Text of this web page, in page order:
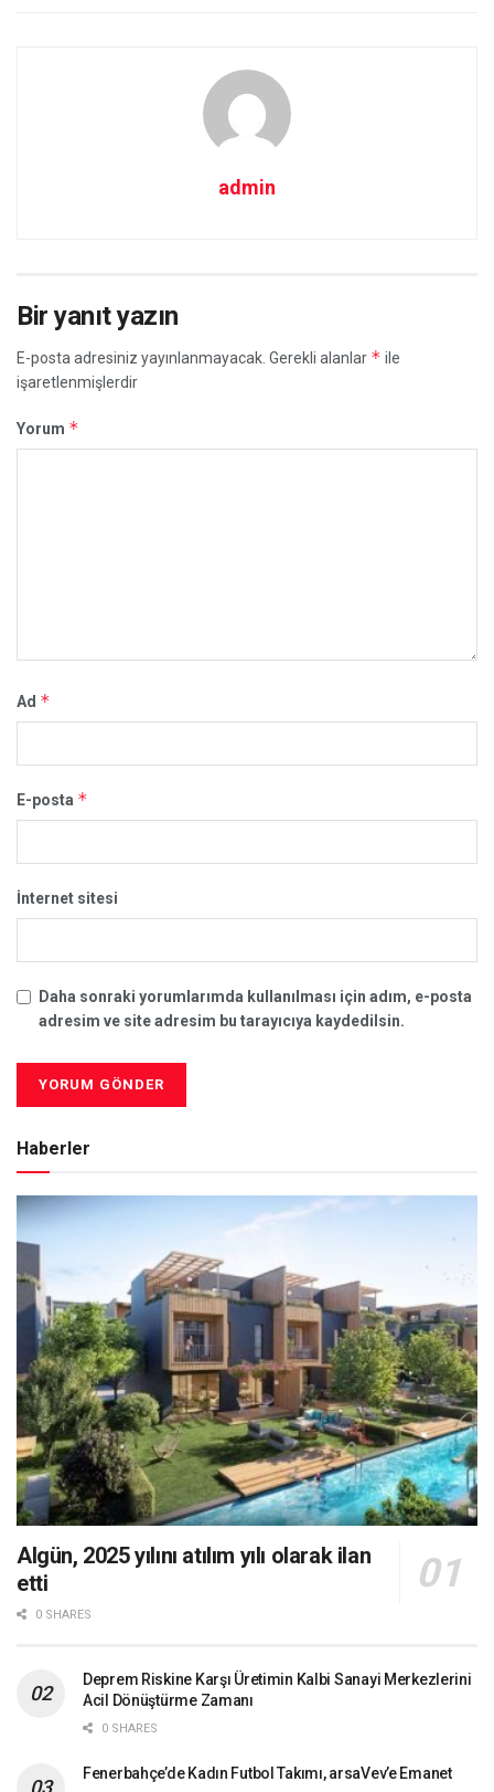
admin
Bir yanıt yazın
E-posta adresiniz yayınlanmayacak. Gerekli alanlar * ile
işaretlenmişlerdir
Yorum *
Ad *
E-posta *
İnternet sitesi
Daha sonraki yorumlarımda kullanılması için adım, e-posta
adresim ve site adresim bu tarayıcıya kaydedilsin.
Haberler
Algün, 2025 yılını atılım yılı olarak ilan
etti
0 SHARES
Deprem Riskine Karşı Üretimin Kalbi Sanayi Merkezlerini
Acil Dönüştürme Zamanı
0 SHARES
Fenerbahçe’de Kadın Futbol Takımı, arsaVev’e Emanet